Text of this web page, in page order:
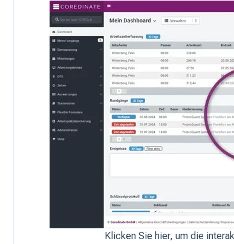
Klicken Sie hier, um die